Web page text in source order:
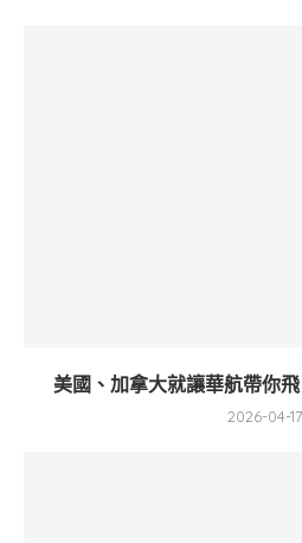
美國、加拿大就讓華航帶你
2026-04-17